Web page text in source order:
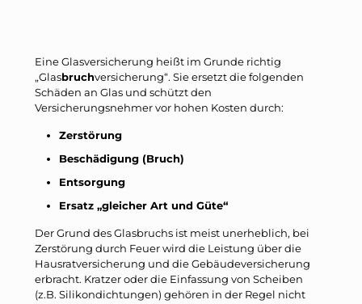
Eine Glasversicherung heißt im Grunde richtig
„Glasbruchversicherung“. Sie ersetzt die folgenden
Schäden an Glas und schützt den
Versicherungsnehmer vor hohen Kosten durch:
Zerstörung
Beschädigung (Bruch)
Entsorgung
Ersatz „gleicher Art und Güte“
Der Grund des Glasbruchs ist meist unerheblich, bei
Zerstörung durch Feuer wird die Leistung über die
Hausratversicherung und die Gebäudeversicherung
erbracht. Kratzer oder die Einfassung von Scheiben
(z.B. Silikondichtungen) gehören in der Regel nicht